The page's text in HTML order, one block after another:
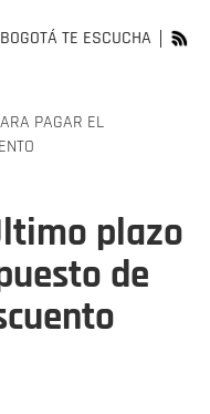
BOGOTÁ TE ESCUCHA
PAGAR EL
plazo
de